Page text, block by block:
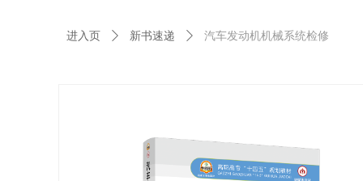
进入页 ꄲ 新书速递 ꄲ 汽车发动机机械系统检修